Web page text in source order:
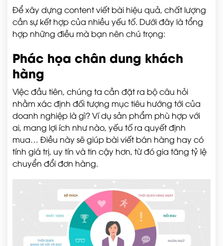
Để xây dựng content viết bài hiệu quả, chất lượng
cần sự kết hợp của nhiều yếu tố. Dưới đây là tổng
hợp những điều mà bạn nên chú trọng:
Phác họa chân dung khách
hàng
Việc đầu tiên, chúng ta cần đặt ra bộ câu hỏi
nhằm xác định đối tượng mục tiêu hướng tới của
doanh nghiệp là gì? Ví dụ sản phẩm phù hợp với
ai, mang lợi ích như nào, yếu tố ra quyết định
mua… Điều này sẽ giúp bài viết bán hàng hay có
tính giá trị, uy tín và tin cậy hơn, từ đó gia tăng tỷ lệ
chuyển đổi đơn hàng.